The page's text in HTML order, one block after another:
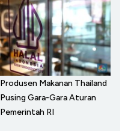
Produsen Makanan Thailand
Pusing Gara-Gara Aturan
Pemerintah RI